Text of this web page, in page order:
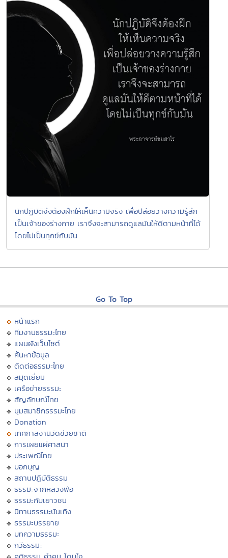
นักปฏิบัติจึงต้องฝึกให้เห็นความจริง เพื่อปล่อยวางความรู้สึก
เป็นเจ้าของร่างกาย เราจึงจะสามารถดูแลมันให้ดีตามหน้าที่ได้
โดยไม่เป็นทุกข์กับมัน
Go To Top
หน้าแรก
ทีมงานธรรมะไทย
แผนผังเว็บไซต์
ค้นหาข้อมูล
ติดต่อธรรมะไทย
สมุดเยี่ยม
เครือข่ายธรรมะ
สัญลักษณ์ไทย
มุมสมาชิกธรรมะไทย
Donation
เทศกาลงานวัดช่วยชาติ
การเผยแผ่ศาสนา
ประเพณีไทย
บอกบุญ
สถานปฏิบัติธรรม
ธรรมะจากหลวงพ่อ
ธรรมะกับเยาวชน
นิทานธรรมะบันเทิง
ธรรมะบรรยาย
บทความธรรมะ
กวีธรรมะ